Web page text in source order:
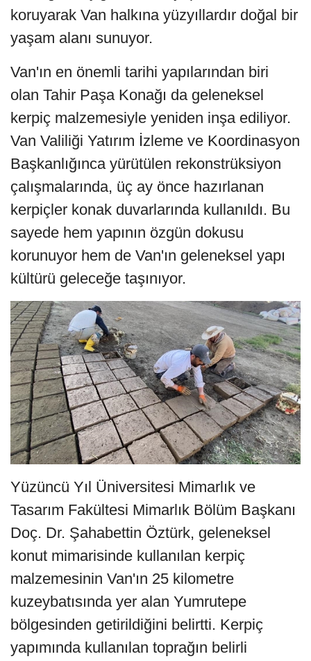
koruyarak Van halkına yüzyıllardır doğal bir
yaşam alanı sunuyor.
Van'ın en önemli tarihi yapılarından biri
olan Tahir Paşa Konağı da geleneksel
kerpiç malzemesiyle yeniden inşa ediliyor.
Van Valiliği Yatırım İzleme ve Koordinasyon
Başkanlığınca yürütülen rekonstrüksiyon
çalışmalarında, üç ay önce hazırlanan
kerpiçler konak duvarlarında kullanıldı. Bu
sayede hem yapının özgün dokusu
korunuyor hem de Van'ın geleneksel yapı
kültürü geleceğe taşınıyor.
Yüzüncü Yıl Üniversitesi Mimarlık ve
Tasarım Fakültesi Mimarlık Bölüm Başkanı
Doç. Dr. Şahabettin Öztürk, geleneksel
konut mimarisinde kullanılan kerpiç
malzemesinin Van'ın 25 kilometre
kuzeybatısında yer alan Yumrutepe
bölgesinden getirildiğini belirtti. Kerpiç
yapımında kullanılan toprağın belirli